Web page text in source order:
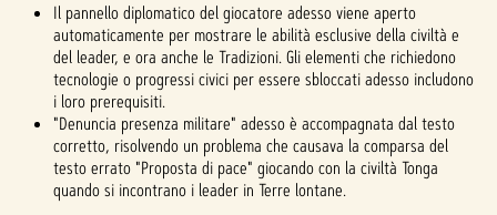
Il pannello diplomatico del giocatore adesso viene aperto
automaticamente per mostrare le abilità esclusive della civiltà e
del leader, e ora anche le Tradizioni. Gli elementi che richiedono
tecnologie o progressi civici per essere sbloccati adesso includono
i loro prerequisiti.
"Denuncia presenza militare" adesso è accompagnata dal testo
corretto, risolvendo un problema che causava la comparsa del
testo errato "Proposta di pace" giocando con la civiltà Tonga
quando si incontrano i leader in Terre lontane.